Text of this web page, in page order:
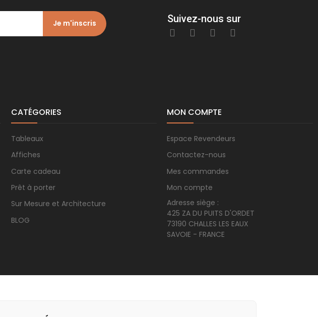
Je m'inscris Suivez-nous sur
CATÉGORIES
Tableaux
Affiches
Carte cadeau
Prêt à porter
Sur Mesure et Architecture
BLOG
MON COMPTE
Espace Revendeurs
Contactez-nous
Mes commandes
Mon compte
Adresse siège :
425 ZA DU PUITS D'ORDET
73190 CHALLES LES EAUX
SAVOIE - FRANCE